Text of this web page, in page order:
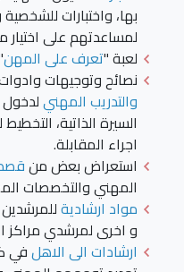
بها، واختبارات للشخصية
لمساعدتهم على
لعبة "تعرف على المهن
نصائح وتوجيهات
والتدريب المهني
السيرة الذاتية،
اجراء المقابلة.
استعراض بعض من
المهني والتخصصات
مواد ارشادية
و اخرى لمرشدي مراكز
ارشادات الى الاهلفي